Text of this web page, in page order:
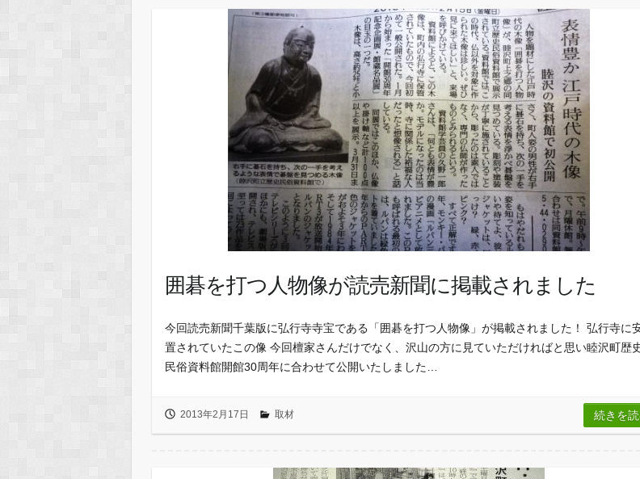
囲碁を打つ人物像が読売新聞に掲載されました
今回読売新聞千葉版に弘行寺寺宝である「囲碁を打つ人物像」が掲載されました！ 弘行寺に
置されていたこの像 今回檀家さんだけでなく、沢山の方に見ていただければと思い睦沢町歴
民俗資料館開館30周年に合わせて公開いたしました…
2013年2月17日 取材 続きを